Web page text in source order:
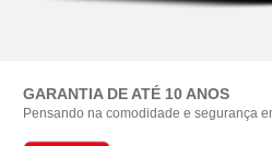
GARANTIA DE ATÉ 10 ANOS
Pensando na comodidade e segurança